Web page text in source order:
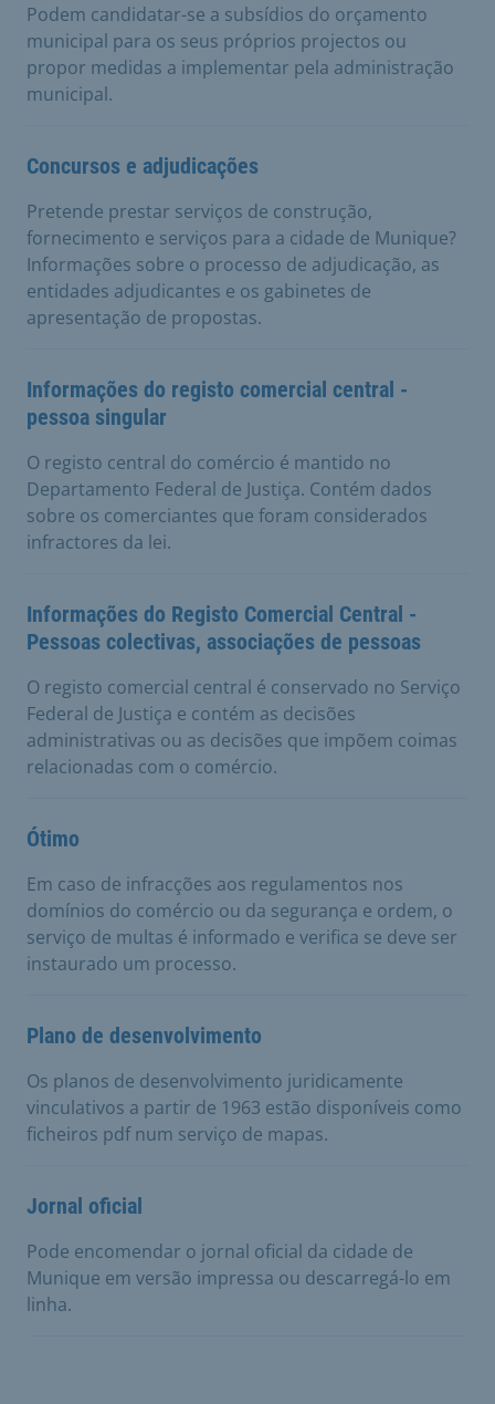
Podem candidatar-se a subsídios do orçamento
municipal para os seus próprios projectos ou
propor medidas a implementar pela administração
municipal.
Concursos e adjudicações
Pretende prestar serviços de construção,
fornecimento e serviços para a cidade de Munique?
Informações sobre o processo de adjudicação, as
entidades adjudicantes e os gabinetes de
apresentação de propostas.
Informações do registo comercial central -
pessoa singular
O registo central do comércio é mantido no
Departamento Federal de Justiça. Contém dados
sobre os comerciantes que foram considerados
infractores da lei.
Informações do Registo Comercial Central -
Pessoas colectivas, associações de pessoas
O registo comercial central é conservado no Serviço
Federal de Justiça e contém as decisões
administrativas ou as decisões que impõem coimas
relacionadas com o comércio.
Ótimo
Em caso de infracções aos regulamentos nos
domínios do comércio ou da segurança e ordem, o
serviço de multas é informado e verifica se deve ser
instaurado um processo.
Plano de desenvolvimento
Os planos de desenvolvimento juridicamente
vinculativos a partir de 1963 estão disponíveis como
ficheiros pdf num serviço de mapas.
Jornal oficial
Pode encomendar o jornal oficial da cidade de
Munique em versão impressa ou descarregá-lo em
linha.